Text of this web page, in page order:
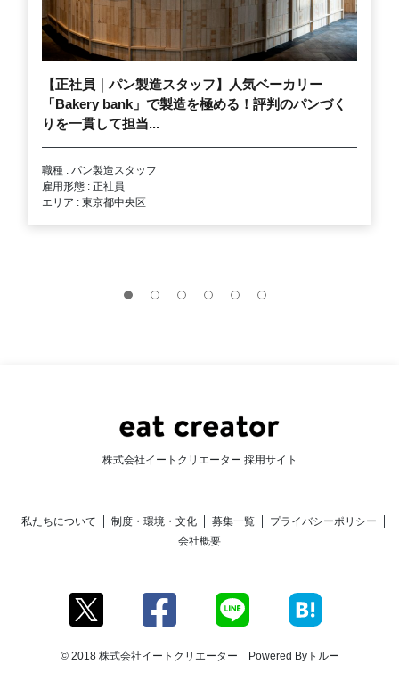
【正社員｜パン製造スタッフ】人気ベーカリー
「Bakery bank」で製造を極める！評判のパンづく
りを一貫して担当...
職種 : パン製造スタッフ
雇用形態 : 正社員
エリア : 東京都中央区
株式会社イートクリエーター 採用サイト
私たちについて 制度・環境・文化 募集一覧
プライバシーポリシー
会社概要
© 2018 株式会社イートクリエーター Powered Byトルー